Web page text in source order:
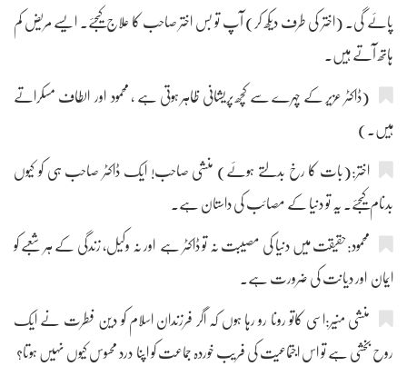
پائے گی۔ (اختر کی طرف دیکھ کر) آپ تو بس اختر صاحب کا علاج کیجئے۔ ایسے مریض کم
ہاتھ آتے ہیں۔
(ڈاکٹر عزیر کے چہرے سے کچھ پریشانی ظاہر ہوتی ہے ، محمود اور الطاف مسکراتے
ہیں۔)
اختر:(بات کا رخ بدلتے ہوئے) منشی صاحب! ایک ڈاکٹر صاحب ہی کو کیوں
بدنام کیجئے۔ یہ تو دنیا کے مصائب کی داستان ہے۔
محمود:حقیقت میں دنیا کی مصیبت نہ تو ڈاکٹر ہے اور نہ وکیل، زندگی کے ہر شعبے کو
ایمان اور دیانت کی ضرورت ہے۔
منشی منیر:اسی کاتو رونا رو رہا ہوں کہ اگر فرزندان اسلام کو دین فطرت نے ایک
روح بخشی ہے تو اس اجتماعیت کی فریب خوردہ جماعت کو اپنا درد محسوس کیوں نہیں ہوتا؟